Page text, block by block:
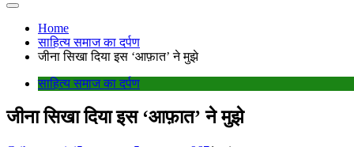
Home
साहित्य समाज का दर्पण
जीना सिखा दिया इस ‘आफ़ात’ ने मुझे
साहित्य समाज का दर्पण
जीना सिखा दिया इस ‘आफ़ात’ ने मुझे